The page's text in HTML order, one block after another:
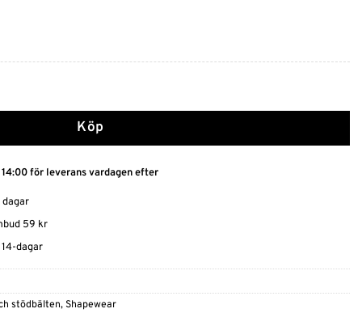
Köp
för leverans vardagen efter
59 kr
dagar
stödbälten, Shapewear